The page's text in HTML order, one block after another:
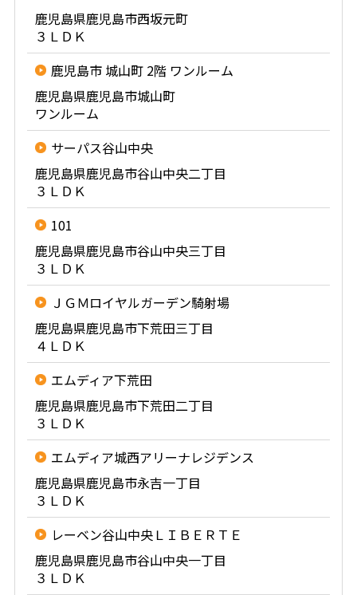
鹿児島県鹿児島市西坂元町
３ＬＤＫ
鹿児島市 城山町 2階 ワンルーム
鹿児島県鹿児島市城山町
ワンルーム
サーパス谷山中央
鹿児島県鹿児島市谷山中央二丁目
３ＬＤＫ
101
鹿児島県鹿児島市谷山中央三丁目
３ＬＤＫ
ＪＧＭロイヤルガーデン騎射場
鹿児島県鹿児島市下荒田三丁目
４ＬＤＫ
エムディア下荒田
鹿児島県鹿児島市下荒田二丁目
３ＬＤＫ
エムディア城西アリーナレジデンス
鹿児島県鹿児島市永吉一丁目
３ＬＤＫ
レーベン谷山中央ＬＩＢＥＲＴＥ
鹿児島県鹿児島市谷山中央一丁目
３ＬＤＫ